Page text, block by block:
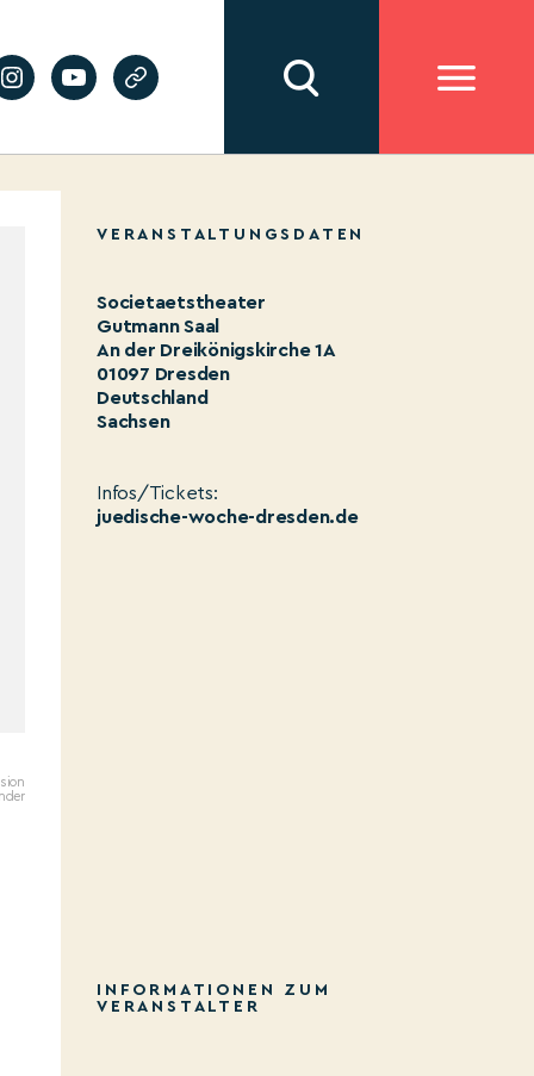
VERANSTALTUNGSDATEN
Societaetstheater
Gutmann Saal
An der Dreikönigskirche 1A
01097 Dresden
Deutschland
Sachsen
Infos/Tickets:
juedische-woche-dresden.de
INFORMATIONEN ZUM
VERANSTALTER